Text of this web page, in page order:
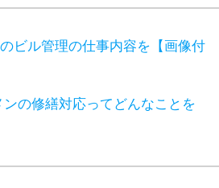
ビル管理の仕事内容を【画像付
ンの修繕対応ってどんなことを